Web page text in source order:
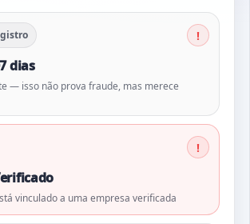
dias
— isso não prova fraude, mas merece
vinculado a uma empresa verificada